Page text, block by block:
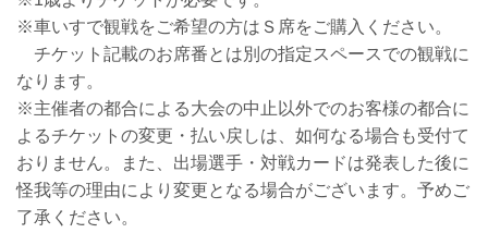
※車いすで観戦をご希望の方はＳ席をご購入ください。
チケット記載のお席番とは別の指定スペースでの観戦に
なります。
※主催者の都合による大会の中止以外でのお客様の都合に
よるチケットの変更・払い戻しは、如何なる場合も受付て
おりません。また、出場選手・対戦カードは発表した後に
怪我等の理由により変更となる場合がございます。予めご
了承ください。